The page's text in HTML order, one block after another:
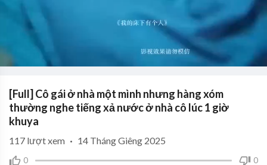
[Full] Cô gái ở nhà một mình nhưng hàng xóm
thường nghe tiếng xả nước ở nhà cô lúc 1 giờ
khuya
0 0
117 lượt xem · 14 Tháng Giêng 2025